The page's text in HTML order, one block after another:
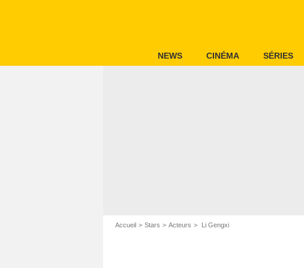
NEWS CINÉMA SÉRIES
Accueil Stars Acteurs Li Gengxi